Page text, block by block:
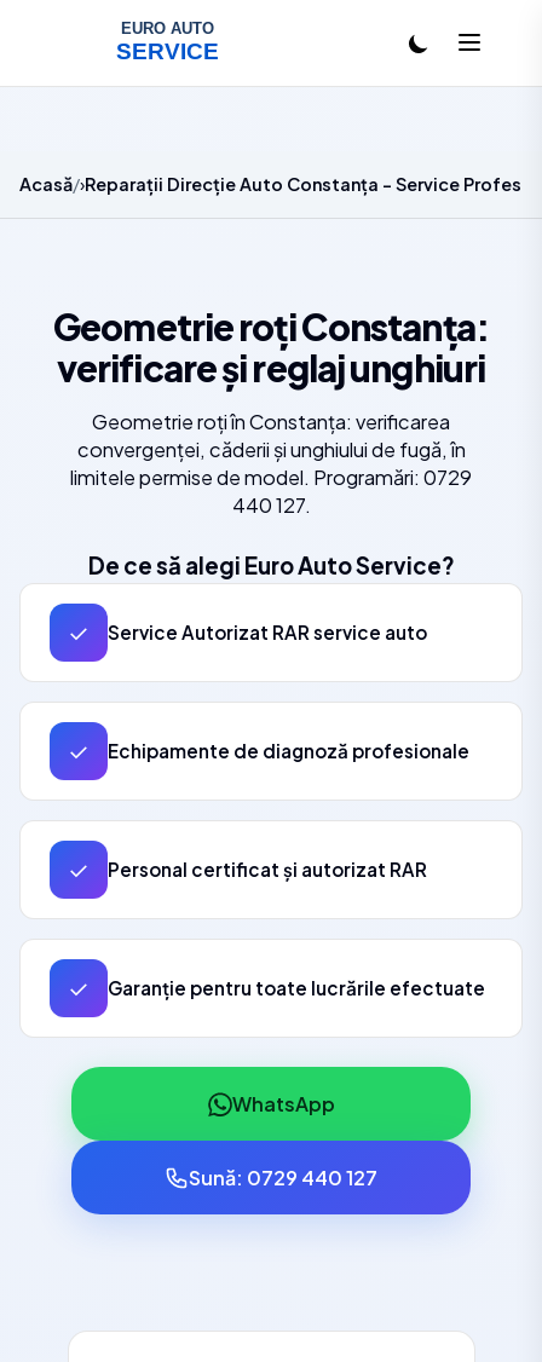
Acasă Reparații Direcție Auto Constanța - Service
Geometrie roți Constanța:
verificare și reglaj unghiuri
Geometrie roți în Constanța: verificarea
convergenței, căderii și unghiului de fugă, în
limitele permise de model. Programări: 0729
440 127.
De ce să alegi Euro Auto Service?
✓ Service Autorizat RAR service auto
✓ Echipamente de diagnoză profesionale
✓ Personal certificat și autorizat RAR
✓ Garanție pentru toate lucrările efectuate
WhatsApp
Sună: 0729 440 127